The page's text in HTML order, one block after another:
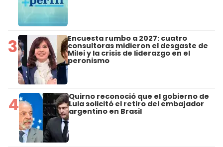
3 Encuesta rumbo a 2027: cuatro
consultoras midieron el desgaste de
Milei y la crisis de liderazgo en el
peronismo
4 Quirno reconoció que el gobierno de
Lula solicitó el retiro del embajador
argentino en Brasil